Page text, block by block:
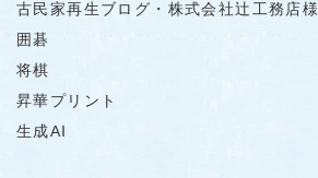
古民家再生ブログ・株式会社辻工務店様
囲碁
将棋
昇華プリント
生成AI